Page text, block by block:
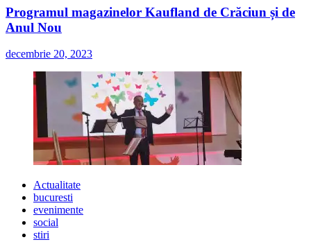
Programul magazinelor Kaufland de Crăciun și de
Anul Nou
decembrie 20, 2023
Actualitate
bucuresti
evenimente
social
stiri